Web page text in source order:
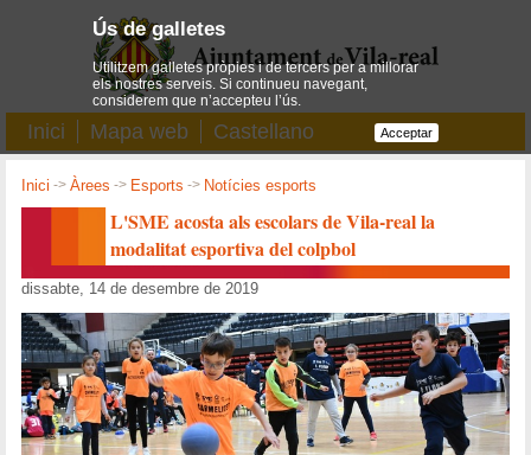
Inici Mapa web Castellano
Inici ->Àrees -> Esports -> Notícies esports
L'SME acosta als escolars de Vila-real la
modalitat esportiva del colpbol
dissabte, 14 de desembre de 2019
Ús de galletes
Utilitzem galletes pròpies i de tercers per a millorar
els nostres serveis. Si continueu navegant,
considerem que n’accepteu l’ús.
Acceptar